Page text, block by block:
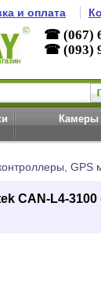
и оплата
☎ (067)
☎ (093)
Камеры
GPS
CAN-L4-3100